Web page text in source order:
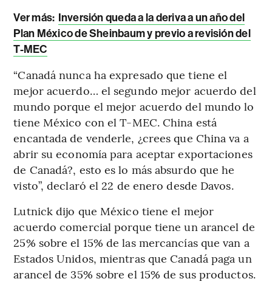
Ver más: Inversión queda a la deriva a un año del
Plan México de Sheinbaum y previo a revisión del
T-MEC
“Canadá nunca ha expresado que tiene el
mejor acuerdo… el segundo mejor acuerdo del
mundo porque el mejor acuerdo del mundo lo
tiene México con el T-MEC. China está
encantada de venderle, ¿crees que China va a
abrir su economía para aceptar exportaciones
de Canadá?, esto es lo más absurdo que he
visto”, declaró el 22 de enero desde Davos.
Lutnick dijo que México tiene el mejor
acuerdo comercial porque tiene un arancel de
25% sobre el 15% de las mercancías que van a
Estados Unidos, mientras que Canadá paga un
arancel de 35% sobre el 15% de sus productos.